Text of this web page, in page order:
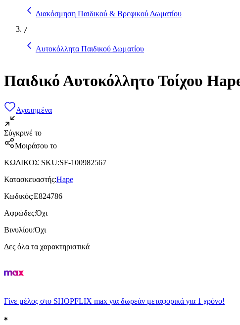
Διακόσμηση Παιδικού & Βρεφικού Δωματίου
/
Αυτοκόλλητα Παιδικού Δωματίου
Παιδικό Αυτοκόλλητο Τοίχου
Αγαπημένα
Σύγκρινέ το
Μοιράσου το
ΚΩΔΙΚΟΣ SKU:SF-100982567
Κατασκευαστής:Hape
Κωδικός:E824786
Αφρώδες:Όχι
Βινυλίου:Όχι
Δες όλα τα χαρακτηριστικά
Γίνε μέλος στο SHOPFLIX max για δωρεάν μεταφορικά για 1 χρόνο!